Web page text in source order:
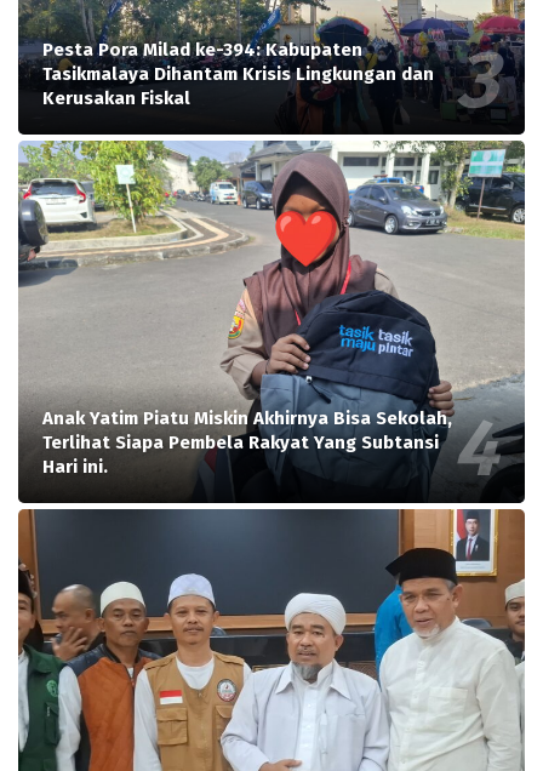
Pesta Pora Milad ke-394: Kabupaten
Tasikmalaya Dihantam Krisis Lingkungan dan
Kerusakan Fiskal
Anak Yatim Piatu Miskin Akhirnya Bisa Sekolah,
Terlihat Siapa Pembela Rakyat Yang Subtansi
Hari ini.